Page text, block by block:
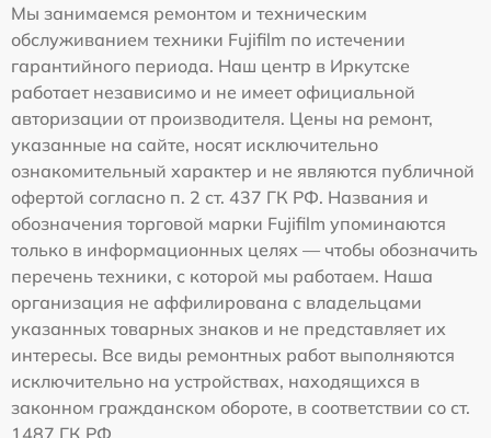
Мы занимаемся ремонтом и техническим
обслуживанием техники Fujifilm по истечении
гарантийного периода. Наш центр в Иркутске
работает независимо и не имеет официальной
авторизации от производителя. Цены на ремонт,
указанные на сайте, носят исключительно
ознакомительный характер и не являются публичной
офертой согласно п. 2 ст. 437 ГК РФ. Названия и
обозначения торговой марки Fujifilm упоминаются
только в информационных целях — чтобы обозначить
перечень техники, с которой мы работаем. Наша
организация не аффилирована с владельцами
указанных товарных знаков и не представляет их
интересы. Все виды ремонтных работ выполняются
исключительно на устройствах, находящихся в
законном гражданском обороте, в соответствии со ст.